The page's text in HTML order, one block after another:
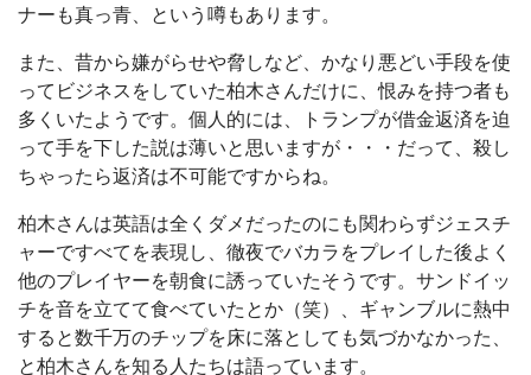
ナーも真っ青、という噂もあります。
また、昔から嫌がらせや脅しなど、かなり悪どい手段を使
ってビジネスをしていた柏木さんだけに、恨みを持つ者も
多くいたようです。個人的には、トランプが借金返済を迫
って手を下した説は薄いと思いますが・・・だって、殺し
ちゃったら返済は不可能ですからね。
柏木さんは英語は全くダメだったのにも関わらずジェスチ
ャーですべてを表現し、徹夜でバカラをプレイした後よく
他のプレイヤーを朝食に誘っていたそうです。サンドイッ
チを音を立てて食べていたとか（笑）、ギャンブルに熱中
すると数千万のチップを床に落としても気づかなかった、
と柏木さんを知る人たちは語っています。